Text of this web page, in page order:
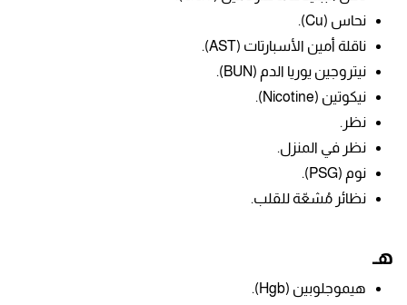
نحاس (Cu).
ناقلة أمين الأسبارتات (AST).
نيتروجين يوريا الدم (BUN).
نيكوتين (Nicotine).
نظر.
نظر في المنزل.
نوم (PSG).
نظائر مُشعّة للقلب.
هـ
هيموجلوبين (Hgb).